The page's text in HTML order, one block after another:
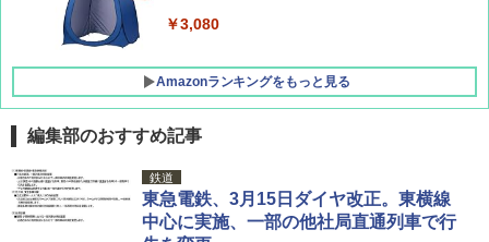
テント PATCW-200B エクルベージュ
￥3,080
Amazonランキングをもっと見る
編集部のおすすめ記事
鉄道
東急電鉄、3月15日ダイヤ改正。東横線
中心に実施、一部の他社局直通列車で行